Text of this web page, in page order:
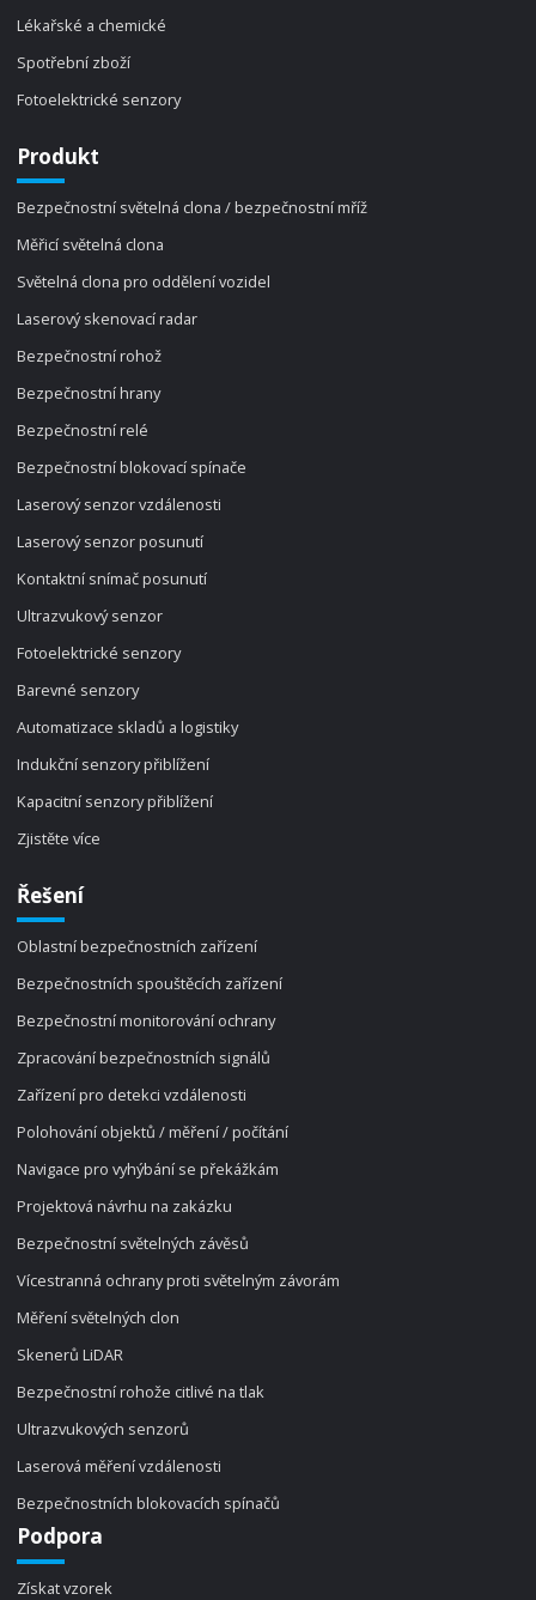
Lékařské a chemické
Spotřební zboží
Fotoelektrické senzory
Produkt
Bezpečnostní světelná clona / bezpečnostní mříž
Měřicí světelná clona
Světelná clona pro oddělení vozidel
Laserový skenovací radar
Bezpečnostní rohož
Bezpečnostní hrany
Bezpečnostní relé
Bezpečnostní blokovací spínače
Laserový senzor vzdálenosti
Laserový senzor posunutí
Kontaktní snímač posunutí
Ultrazvukový senzor
Fotoelektrické senzory
Barevné senzory
Automatizace skladů a logistiky
Indukční senzory přiblížení
Kapacitní senzory přiblížení
Zjistěte více
Řešení
Oblastní bezpečnostních zařízení
Bezpečnostních spouštěcích zařízení
Bezpečnostní monitorování ochrany
Zpracování bezpečnostních signálů
Zařízení pro detekci vzdálenosti
Polohování objektů / měření / počítání
Navigace pro vyhýbání se překážkám
Projektová návrhu na zakázku
Bezpečnostní světelných závěsů
Vícestranná ochrany proti světelným závorám
Měření světelných clon
Skenerů LiDAR
Bezpečnostní rohože citlivé na tlak
Ultrazvukových senzorů
Laserová měření vzdálenosti
Bezpečnostních blokovacích spínačů
Podpora
Získat vzorek